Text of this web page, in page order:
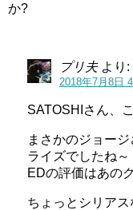
か?
プリ夫 より:
2018年7月8日
SATOSHIさん、
まさかのジョー
ライズでしたね～
EDの評価はあの
ちょっとシリア